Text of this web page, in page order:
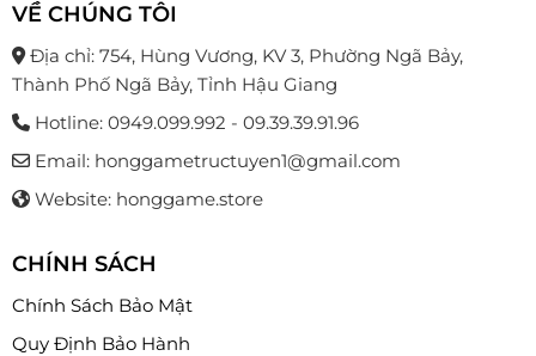
VỀ CHÚNG TÔI
Địa chỉ: 754, Hùng Vương, KV 3, Phường Ngã Bảy,
Thành Phố Ngã Bảy, Tỉnh Hậu Giang
Hotline: 0949.099.992 - 09.39.39.91.96
Email: honggametructuyen1@gmail.com
Website: honggame.store
CHÍNH SÁCH
Chính Sách Bảo Mật
Quy Định Bảo Hành